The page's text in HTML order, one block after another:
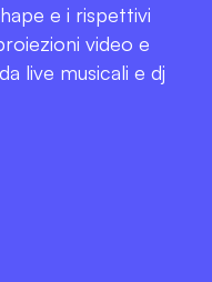
e i rispettivi
video e
live musicali e dj